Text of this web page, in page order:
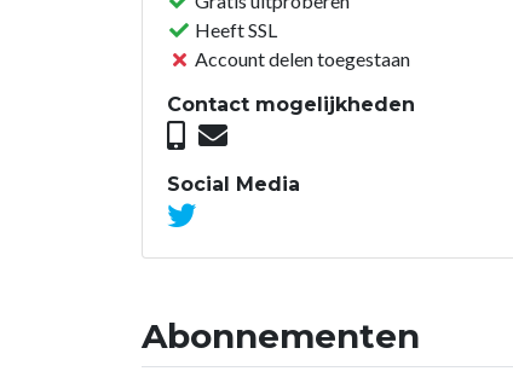
Heeft SSL
Account delen toegestaan
Contact mogelijkheden
Social Media
Abonnementen